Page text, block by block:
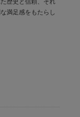
満足感をもたらし